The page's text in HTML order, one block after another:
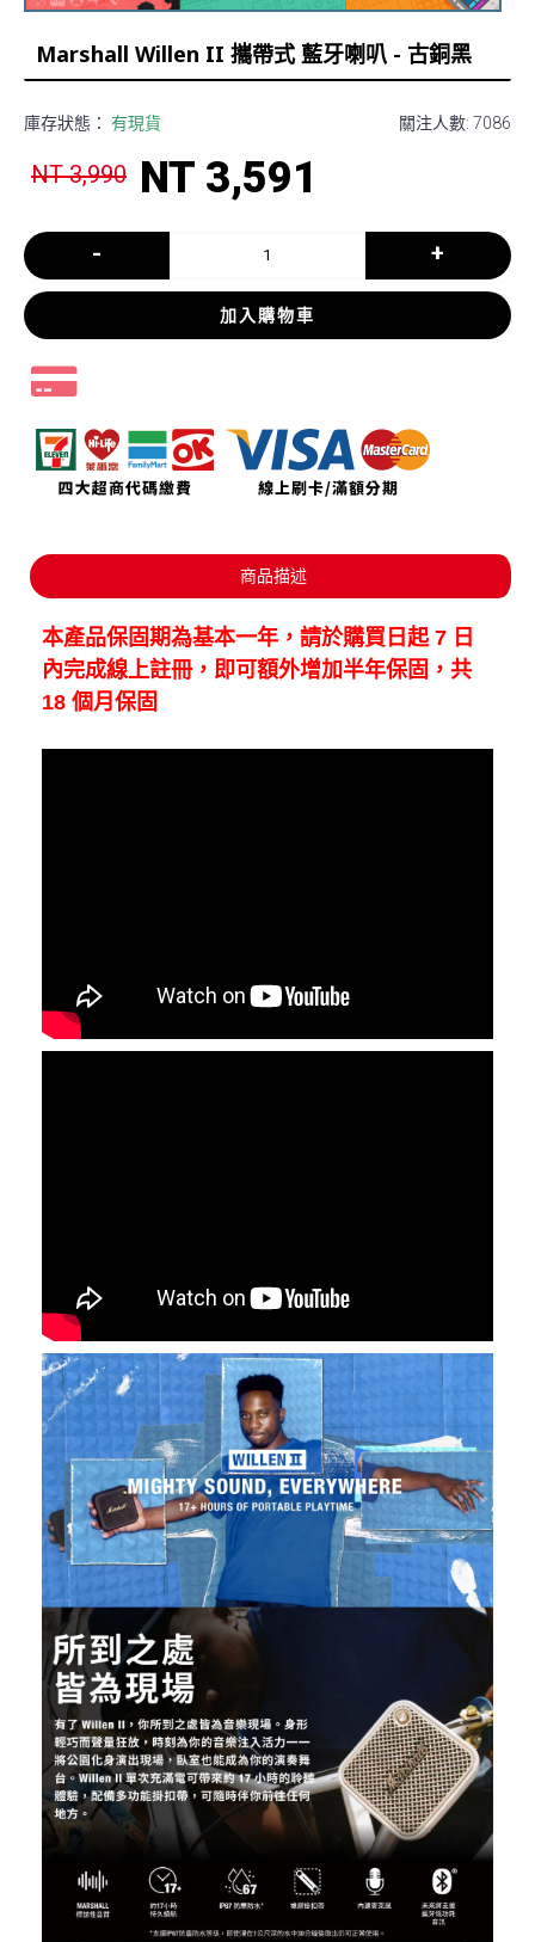
Marshall Willen II 攜帶式 藍牙喇叭 - 古銅黑
關注人數: 7086
庫存狀態： 有現貨
NT 3,990 NT 3,591
- +
加入購物車
商品描述
本產品保固期為基本一年，請於購買日起 7 日
內完成線上註冊，即可額外增加半年保固，共
18 個月保固